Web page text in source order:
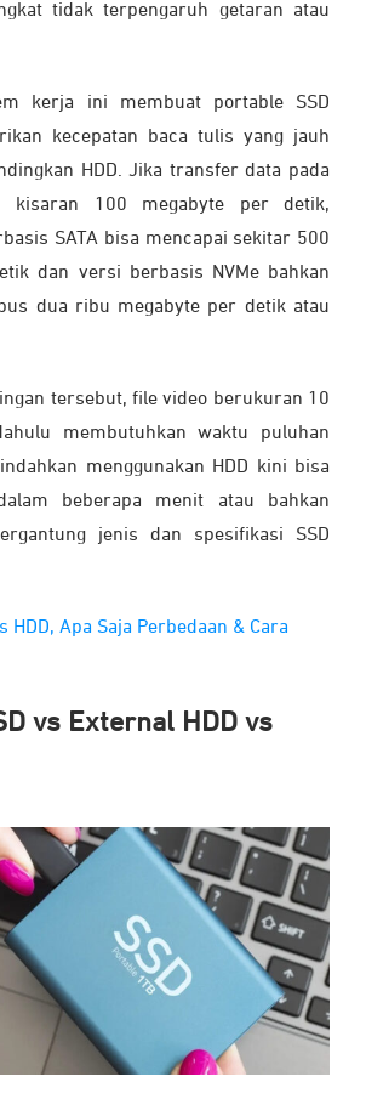
tidak terpengaruh getaran atau
kerja ini membuat portable SSD
kecepatan baca tulis yang jauh
HDD. Jika transfer data pada
kisaran 100 megabyte per detik,
SATA bisa mencapai sekitar 500
dan versi berbasis NVMe bahkan
dua ribu megabyte per detik atau
tersebut, file video berukuran 10
membutuhkan waktu puluhan
menggunakan HDD kini bisa
beberapa menit atau bahkan
jenis dan spesifikasi SSD
HDD, Apa Saja Perbedaan & Cara
vs External HDD vs